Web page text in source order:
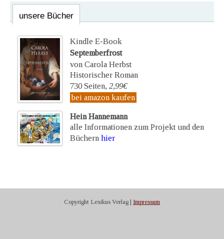
unsere Bücher
Kindle E-Book
Septemberfrost
von Carola Herbst
Historischer Roman
730 Seiten, 2,99€
bei amazon kaufen
Hein Hannemann
alle Informationen zum Projekt und den
Büchern hier
Copyright Lexikus Verlag | Impressum